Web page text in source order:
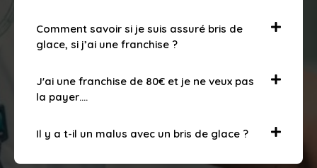
Comment savoir si je suis assuré bris de
glace, si j’ai une franchise ?
J'ai une franchise de 80€ et je ne veux pas
la payer….
Il y a t-il un malus avec un bris de glace ?